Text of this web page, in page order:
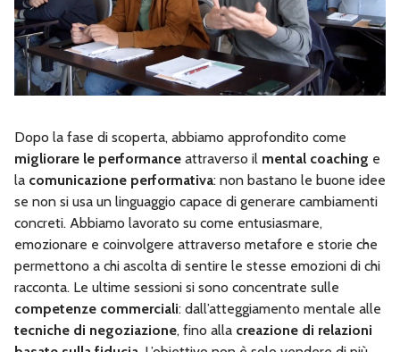
Dopo la fase di scoperta, abbiamo approfondito come
migliorare le performance attraverso il mental coaching e
la comunicazione performativa: non bastano le buone idee
se non si usa un linguaggio capace di generare cambiamenti
concreti. Abbiamo lavorato su come entusiasmare,
emozionare e coinvolgere attraverso metafore e storie che
permettono a chi ascolta di sentire le stesse emozioni di chi
racconta. Le ultime sessioni si sono concentrate sulle
competenze commerciali: dall’atteggiamento mentale alle
tecniche di negoziazione, fino alla creazione di relazioni